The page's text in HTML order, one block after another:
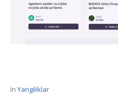
In Yangiliklar